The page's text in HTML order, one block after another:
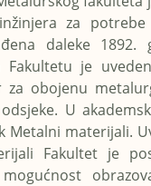
za potrebe
daleke 1892.
Fakultetu je
za obojenu
U
Metalni materijali.
Fakultet je